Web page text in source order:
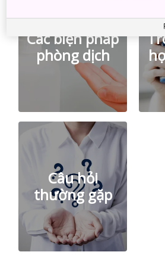
Các biện pháp
phòng dịch
Câu hỏi
thường gặp